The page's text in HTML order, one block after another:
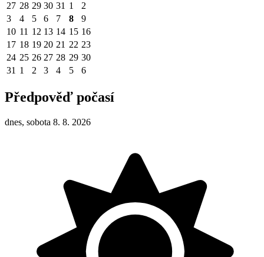
27 28 29 30 31 1
2
3
4 5 6 7 8
9
10 11 12 13 14 15 16
17 18 19 20 21 22 23
24 25 26 27 28 29 30
31 1 2 3 4 5 6
Předpověď počasí
dnes, sobota 8. 8. 2026